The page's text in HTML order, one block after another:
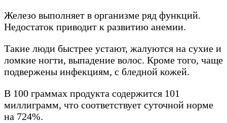
Железо выполняет в организме ряд функций.
Недостаток приводит к развитию анемии.
Такие люди быстрее устают, жалуются на сухие и
ломкие ногти, выпадение волос. Кроме того, чаще
подвержены инфекциям, с бледной кожей.
В 100 граммах продукта содержится 101
миллиграмм, что соответствует суточной норме
на 724%.